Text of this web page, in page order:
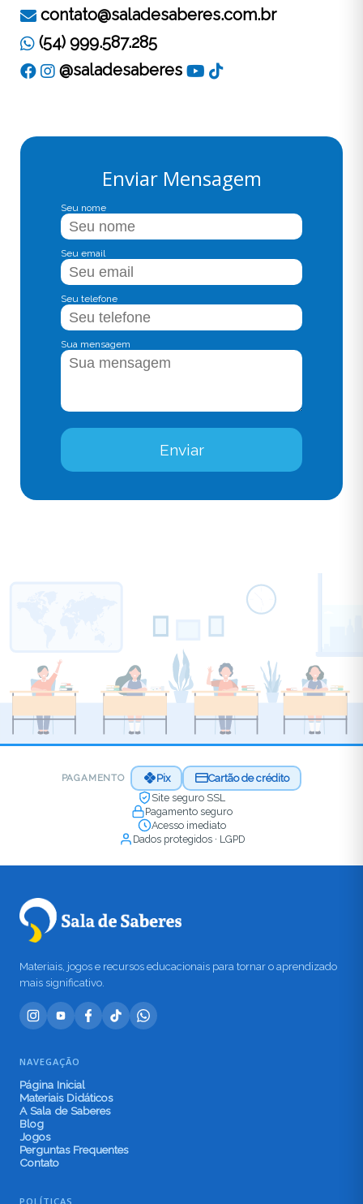
Enviar Mensagem
Seu nome
Seu email
Seu telefone
Sua mensagem
Enviar
contato@saladesaberes.com.br
(54) 999.587.285
@saladesaberes
PAGAMENTO Pix
Cartão de crédito
Site seguro SSL
Pagamento seguro
Acesso imediato
Dados protegidos · LGPD
Materiais, jogos e recursos educacionais para tornar o aprendizado
mais significativo.
NAVEGAÇÃO
Página Inicial
Materiais Didáticos
A Sala de Saberes
Blog
Jogos
Perguntas Frequentes
Contato
POLÍTICAS